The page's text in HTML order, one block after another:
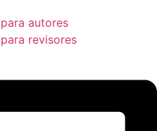
autores
revisores